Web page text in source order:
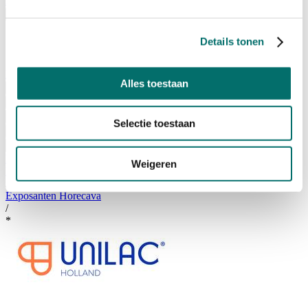
Details tonen
Alles toestaan
Selectie toestaan
Weigeren
Exposeren
Over Horecava
Exposanten Horecava
/
*